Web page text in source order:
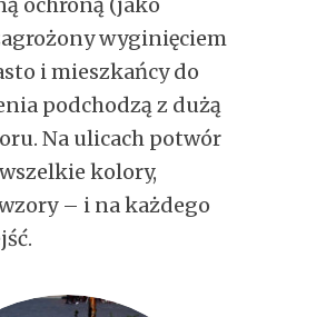
ochroną (jako
wyginięciem
i mieszkańcy do
podchodzą z dużą
Na ulicach potwór
kolory,
– i na każdego